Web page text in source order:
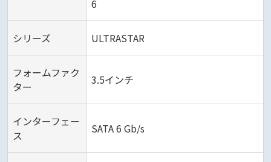
6
シリーズ ULTRASTAR
フォームファク
ター
3.5インチ
インターフェー
ス
SATA 6 Gb/s